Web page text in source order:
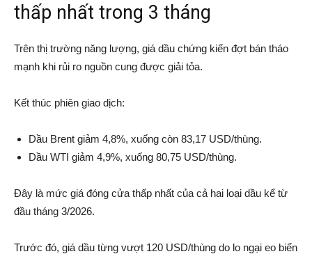
thấp nhất trong 3 tháng
Trên thị trường năng lượng, giá dầu chứng kiến đợt bán tháo
mạnh khi rủi ro nguồn cung được giải tỏa.
Kết thúc phiên giao dịch:
Dầu Brent giảm 4,8%, xuống còn 83,17 USD/thùng.
Dầu WTI giảm 4,9%, xuống 80,75 USD/thùng.
Đây là mức giá đóng cửa thấp nhất của cả hai loại dầu kể từ
đầu tháng 3/2026.
Trước đó, giá dầu từng vượt 120 USD/thùng do lo ngại eo biển